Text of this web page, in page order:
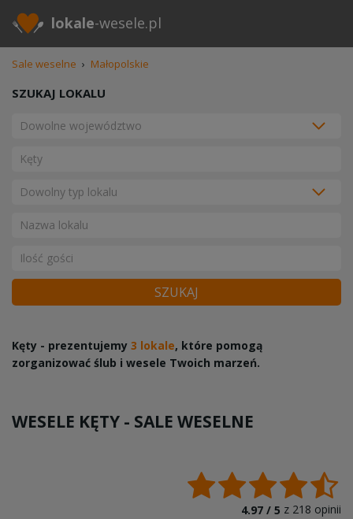
lokale-wesele.pl
Sale weselne › Małopolskie
SZUKAJ LOKALU
SZUKAJ
Kęty - prezentujemy 3 lokale, które pomogą
zorganizować ślub i wesele Twoich marzeń.
WESELE KĘTY - SALE WESELNE
4.97 / 5 z 218 opinii